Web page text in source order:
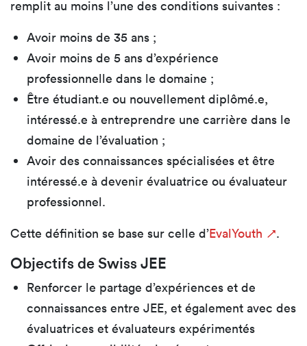
remplit au moins l’une des conditions suivantes :
Avoir moins de 35 ans ;
Avoir moins de 5 ans d’expérience
professionnelle dans le domaine ;
Être étudiant.e ou nouvellement diplômé.e,
intéressé.e à entreprendre une carrière dans le
domaine de l’évaluation ;
Avoir des connaissances spécialisées et être
intéressé.e à devenir évaluatrice ou évaluateur
professionnel.
Cette définition se base sur celle d’EvalYouth .
Objectifs de Swiss JEE
Renforcer le partage d’expériences et de
connaissances entre JEE, et également avec des
évaluatrices et évaluateurs expérimentés